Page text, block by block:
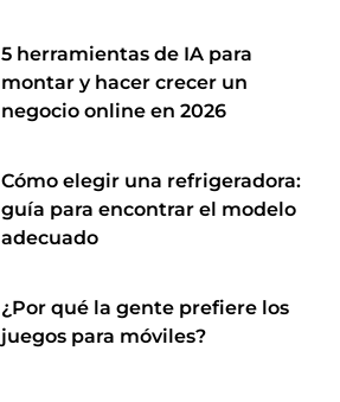
5 herramientas de IA para
montar y hacer crecer un
negocio online en 2026
Cómo elegir una refrigeradora:
guía para encontrar el modelo
adecuado
¿Por qué la gente prefiere los
juegos para móviles?